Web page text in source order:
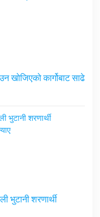
खोजिएको कार्गोबाट साढे
भुटानी शरणार्थी